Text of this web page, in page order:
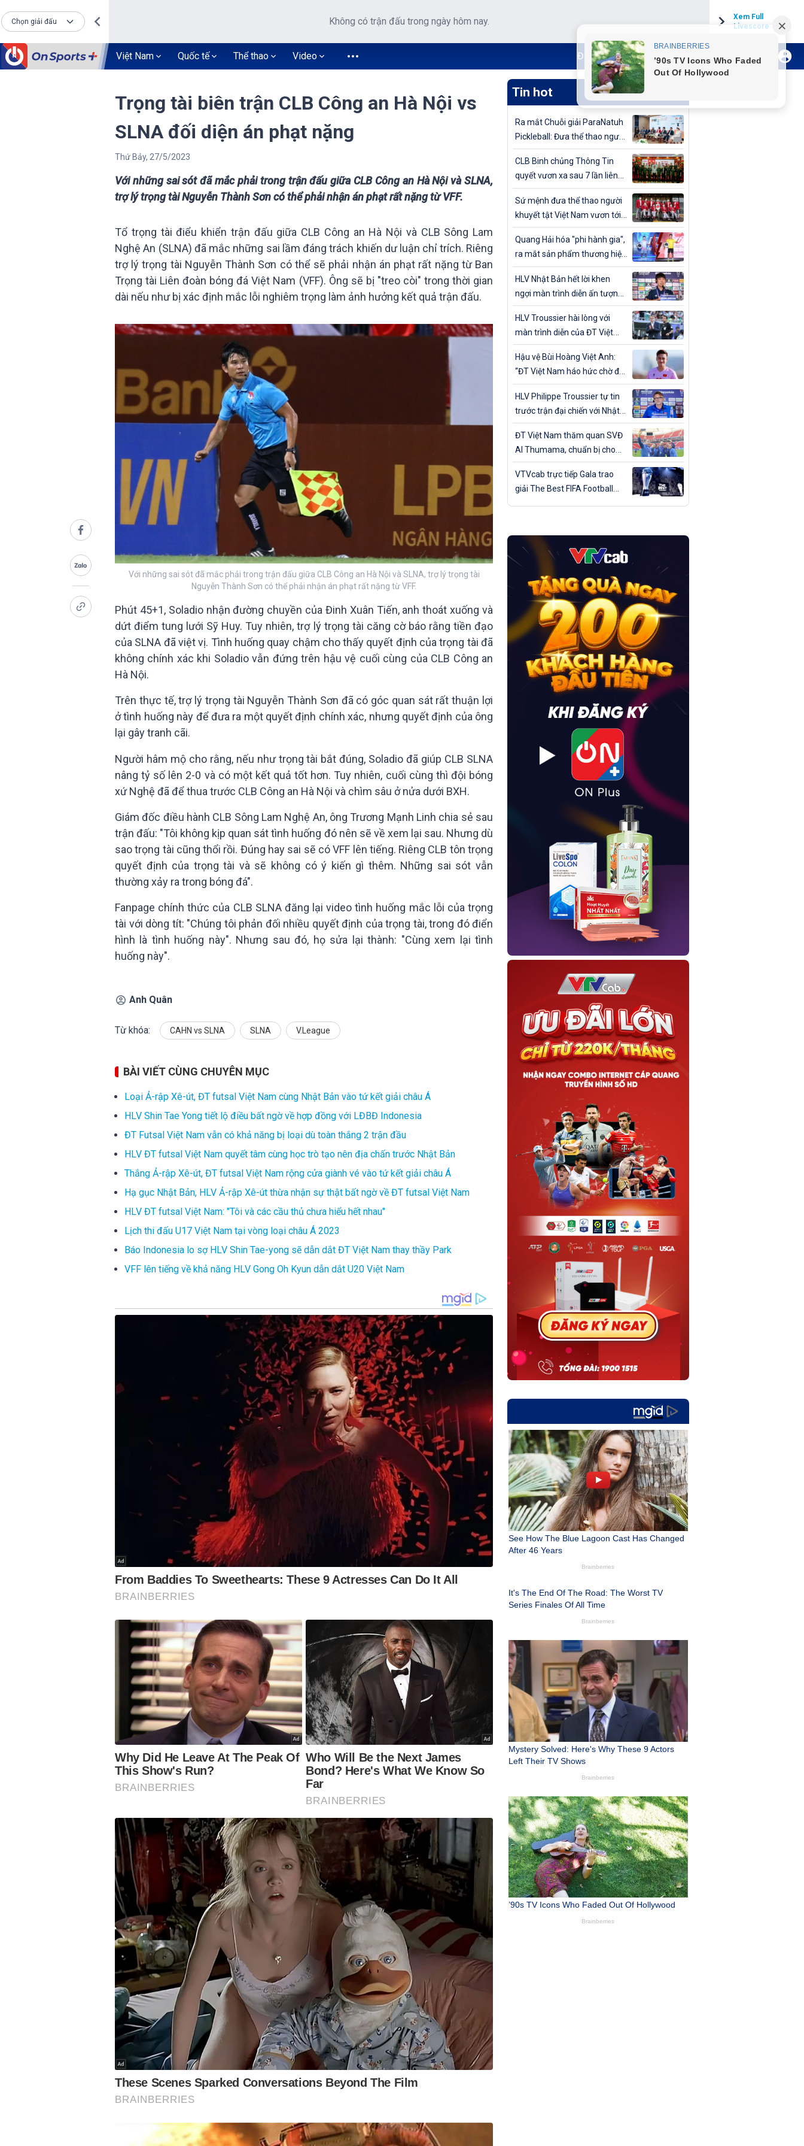
Chọn giải đấu Không có trận đấu trong ngày hôm nay.
Xem Full
Livescore
Việt Nam Quốc tế Thể thao Video Đăng ký Internet TH VTVCab Xem Live
Trọng tài biên trận CLB Công an Hà Nội vs
SLNA đối diện án phạt nặng
Thứ Bảy, 27/5/2023
Với những sai sót đã mắc phải trong trận đấu giữa CLB Công an Hà Nội và SLNA,
trợ lý trọng tài Nguyễn Thành Sơn có thể phải nhận án phạt rất nặng từ VFF.
Tổ trọng tài điểu khiển trận đấu giữa CLB Công an Hà Nội và CLB Sông Lam
Nghệ An (SLNA) đã mắc những sai lầm đáng trách khiến dư luận chỉ trích. Riêng
trợ lý trọng tài Nguyễn Thành Sơn có thể sẽ phải nhận án phạt rất nặng từ Ban
Trọng tài Liên đoàn bóng đá Việt Nam (VFF). Ông sẽ bị "treo còi" trong thời gian
dài nếu như bị xác định mắc lỗi nghiêm trọng làm ảnh hưởng kết quả trận đấu.
Với những sai sót đã mắc phải trong trận đấu giữa CLB Công an Hà Nội và SLNA, trợ lý trọng tài
Nguyễn Thành Sơn có thể phải nhận án phạt rất nặng từ VFF.
Phút 45+1, Soladio nhận đường chuyền của Đinh Xuân Tiến, anh thoát xuống và
dứt điểm tung lưới Sỹ Huy. Tuy nhiên, trợ lý trọng tài căng cờ báo rằng tiền đạo
của SLNA đã việt vị. Tình huống quay chậm cho thấy quyết định của trọng tài đã
không chính xác khi Soladio vẫn đứng trên hậu vệ cuối cùng của CLB Công an
Hà Nội.
Trên thực tế, trợ lý trọng tài Nguyễn Thành Sơn đã có góc quan sát rất thuận lợi
ở tình huống này để đưa ra một quyết định chính xác, nhưng quyết định của ông
lại gây tranh cãi.
Người hâm mộ cho rằng, nếu như trọng tài bắt đúng, Soladio đã giúp CLB SLNA
nâng tỷ số lên 2-0 và có một kết quả tốt hơn. Tuy nhiên, cuối cùng thì đội bóng
xứ Nghệ đã để thua trước CLB Công an Hà Nội và chìm sâu ở nửa dưới BXH.
Giám đốc điều hành CLB Sông Lam Nghệ An, ông Trương Mạnh Linh chia sẻ sau
trận đấu: "Tôi không kịp quan sát tình huống đó nên sẽ về xem lại sau. Nhưng dù
sao trọng tài cũng thổi rồi. Đúng hay sai sẽ có VFF lên tiếng. Riêng CLB tôn trọng
quyết định của trọng tài và sẽ không có ý kiến gì thêm. Những sai sót vẫn
thường xảy ra trong bóng đá".
Fanpage chính thức của CLB SLNA đăng lại video tình huống mắc lỗi của trọng
tài với dòng tít: "Chúng tôi phản đối nhiều quyết định của trọng tài, trong đó điển
hình là tình huống này". Nhưng sau đó, họ sửa lại thành: "Cùng xem lại tình
huống này".
Anh Quân
Từ khóa: CAHN vs SLNA SLNA V.League
BÀI VIẾT CÙNG CHUYÊN MỤC
Loại Ả-rập Xê-út, ĐT futsal Việt Nam cùng Nhật Bản vào tứ kết giải châu Á
HLV Shin Tae Yong tiết lộ điều bất ngờ về hợp đồng với LĐBĐ Indonesia
ĐT Futsal Việt Nam vẫn có khả năng bị loại dù toàn thắng 2 trận đầu
HLV ĐT futsal Việt Nam quyết tâm cùng học trò tạo nên địa chấn trước Nhật Bản
Thắng Ả-rập Xê-út, ĐT futsal Việt Nam rộng cửa giành vé vào tứ kết giải châu Á
Hạ gục Nhật Bản, HLV Ả-rập Xê-út thừa nhận sự thật bất ngờ về ĐT futsal Việt Nam
HLV ĐT futsal Việt Nam: "Tôi và các cầu thủ chưa hiểu hết nhau"
Lịch thi đấu U17 Việt Nam tại vòng loại châu Á 2023
Báo Indonesia lo sợ HLV Shin Tae-yong sẽ dẫn dắt ĐT Việt Nam thay thầy Park
VFF lên tiếng về khả năng HLV Gong Oh Kyun dẫn dắt U20 Việt Nam
Tin hot
Ra mắt Chuỗi giải ParaNatuh
Pickleball: Đưa thể thao người
khuyết tật lên tầm cao mới
CLB Binh chủng Thông Tin
quyết vươn xa sau 7 lần liên
tiếp vô địch Giải bóng chuyền
Cúp Quân đội mở rộng 2024
Sứ mệnh đưa thể thao người
khuyết tật Việt Nam vươn tới
đỉnh cao
Quang Hải hóa "phi hành gia",
ra mắt sản phẩm thương hiệu
cá nhân trong ngày sinh nhật
HLV Nhật Bản hết lời khen
ngợi màn trình diễn ấn tượng
của ĐT Việt Nam
HLV Troussier hài lòng với
màn trình diễn của ĐT Việt
Nam trước Nhật Bản
Hậu vệ Bùi Hoàng Việt Anh:
“ĐT Việt Nam háo hức chờ đợi
trận đấu với Nhật Bản”
HLV Philippe Troussier tự tin
trước trận đại chiến với Nhật
Bản
ĐT Việt Nam thăm quan SVĐ
Al Thumama, chuẩn bị cho
trận gặp Nhật Bản
VTVcab trực tiếp Gala trao
giải The Best FIFA Football